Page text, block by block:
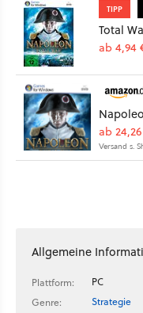
TIPP
Total
ab 4,94
ab
Versand s.
Allgemeine
Plattform:
PC
Genre:
Strategie